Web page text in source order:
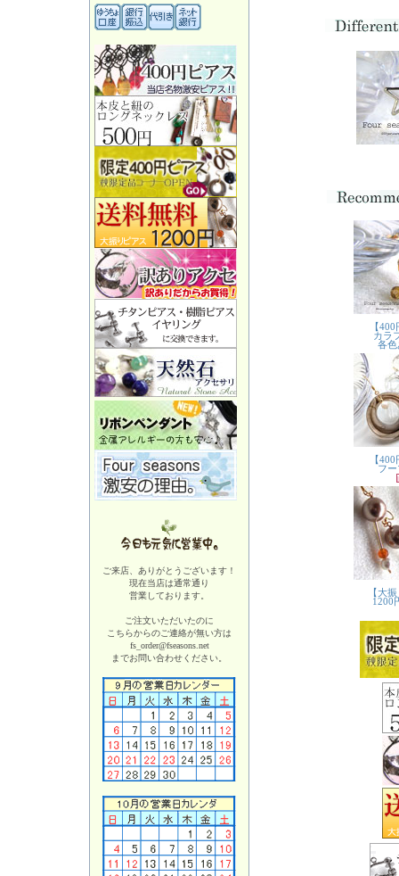
ご来店、ありがとうございます！
現在当店は通常通り
営業しております。
ご注文いただいたのに
こちらからのご連絡が無い方は
fs_order@fseasons.net
までお問い合わせください。